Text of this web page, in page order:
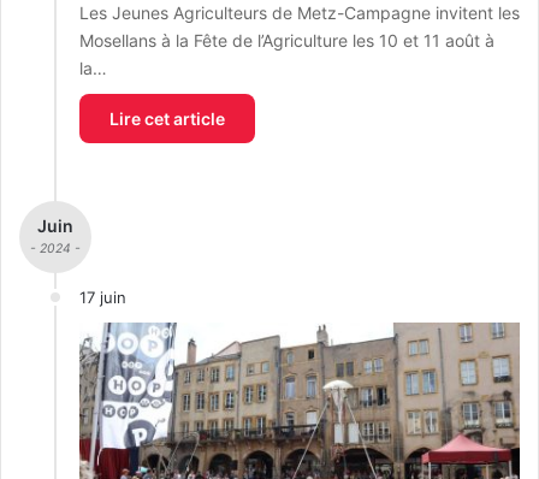
Les Jeunes Agriculteurs de Metz-Campagne invitent les
Mosellans à la Fête de l’Agriculture les 10 et 11 août à
la…
Lire cet article
Juin
- 2024 -
17 juin